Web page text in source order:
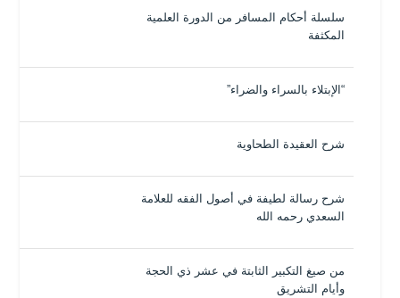
سلسلة أحكام المسافر من الدورة العلمية
المكثفة
“الإبتلاء بالسراء والضراء”
شرح العقيدة الطحاوية
شرح رسالة لطيفة في أصول الفقه للعلامة
السعدي رحمه الله
من صيغ التكبير الثابتة في عشر ذي الحجة
وأيام التشريق